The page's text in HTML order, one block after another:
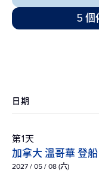
5 個
日期
第1天
加拿大 溫哥華 登船
2027 / 05 / 08 (六)